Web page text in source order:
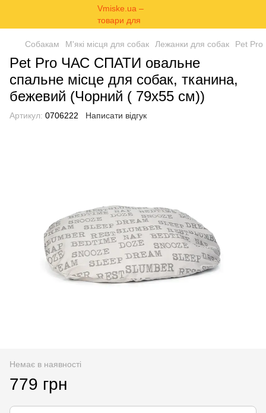
Собакам М'які місця для собак Лежанки для собак Pet
Pet Pro ЧАС СПАТИ овальне
спальне місце для собак, тканина,
бежевий (Чорний ( 79х55 см))
Артикул: 0706222 Написати відгук
Немає в наявності
779 грн